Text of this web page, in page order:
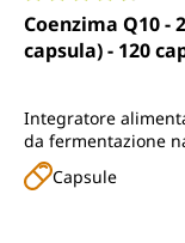
Valutazione
Coenzima Q10 -
capsula) - 120
Integratore
da fermentazione
Capsule